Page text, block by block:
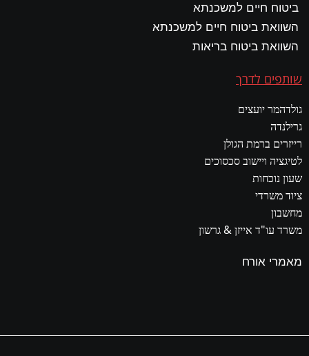
ביטוח חיים למשכנתא
השוואת ביטוח חיים למשכנתא
השוואת ביטוח בריאות
שותפים לדרך
גולדהמר יועצים
גרילנדה
רייזרים ברמת הגולן
לטיגציה ויישוב סכסוכים
שעון נוכחות
ציוד משרדי
מחשבון
משרד עו"ד אייזן & גרשון
מאמרי אורח